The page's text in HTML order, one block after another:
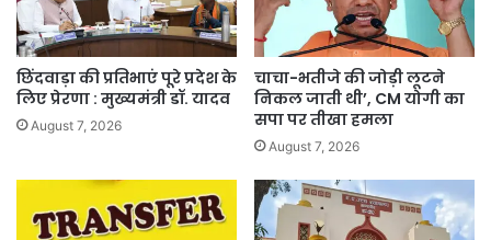
छिंदवाड़ा की प्रतिभाएं पूरे प्रदेश के
लिए प्रेरणा : मुख्यमंत्री डॉ. यादव
August 7, 2026
चाचा-भतीजे की जोड़ी लूटने
निकल जाती थी’, CM योगी का
सपा पर तीखा हमला
August 7, 2026